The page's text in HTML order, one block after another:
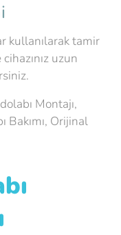
kullanılarak tamir
uzun
Montajı,
Bakımı, Orijinal